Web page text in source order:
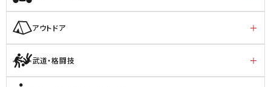
アウトドア
武道・格闘技